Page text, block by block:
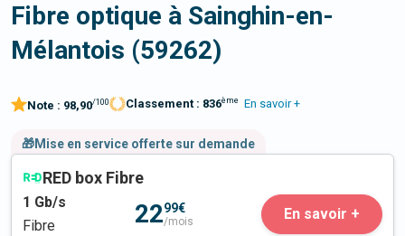
Fibre optique à Sainghin-en-
Mélantois (59262)
Note : 98,90/100 Classement : 836ème En savoir +
🎁Mise en service offerte sur demande
RED box Fibre
1 Gb/s
Fibre
2299€
/mois En savoir +